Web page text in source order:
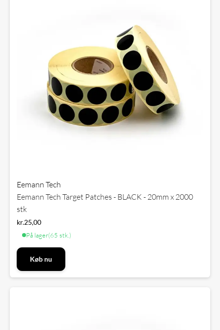
Eemann Tech
Eemann Tech Target Patches - BLACK - 20mm x 2000
stk
kr.25,00
På lager(65 stk.)
Køb nu